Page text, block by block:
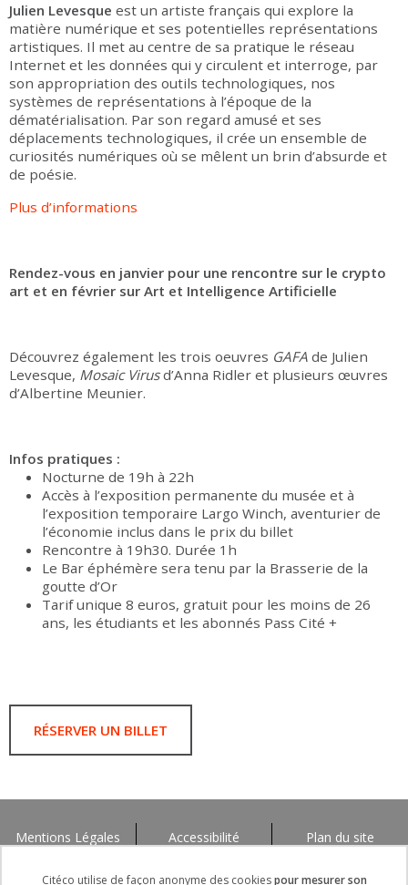
Julien Levesque est un artiste français qui explore la
matière numérique et ses potentielles représentations
artistiques. Il met au centre de sa pratique le réseau
Internet et les données qui y circulent et interroge, par
son appropriation des outils technologiques, nos
systèmes de représentations à l’époque de la
dématérialisation. Par son regard amusé et ses
déplacements technologiques, il crée un ensemble de
curiosités numériques où se mêlent un brin d’absurde et
de poésie.
Plus d’informations
Rendez-vous en janvier pour une rencontre sur le crypto
art et en février sur Art et Intelligence Artificielle
Découvrez également les trois oeuvres GAFA de Julien
Levesque, Mosaic Virusd’Anna Ridler et plusieurs œuvres
d’Albertine Meunier.
Infos pratiques :
Nocturne de 19h à 22h
Accès à l’exposition permanente du musée et à
l’exposition temporaire Largo Winch, aventurier de
l’économie inclus dans le prix du billet
Rencontre à 19h30. Durée 1h
Le Bar éphémère sera tenu par la Brasserie de la
goutte d’Or
Tarif unique 8 euros, gratuit pour les moins de 26
ans, les étudiants et les abonnés Pass Cité +
RÉSERVER UN BILLET
Mentions Légales Accessibilité Plan du site
Citéco utilise de façon anonyme des cookiespour mesurer son